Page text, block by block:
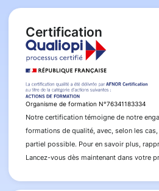
Certification
Organisme de formation N°76341183334
Notre certification témoigne de notre
formations de qualité, avec, selon les
partiel possible. Pour en savoir plus,
Lancez-vous dès maintenant dans votre